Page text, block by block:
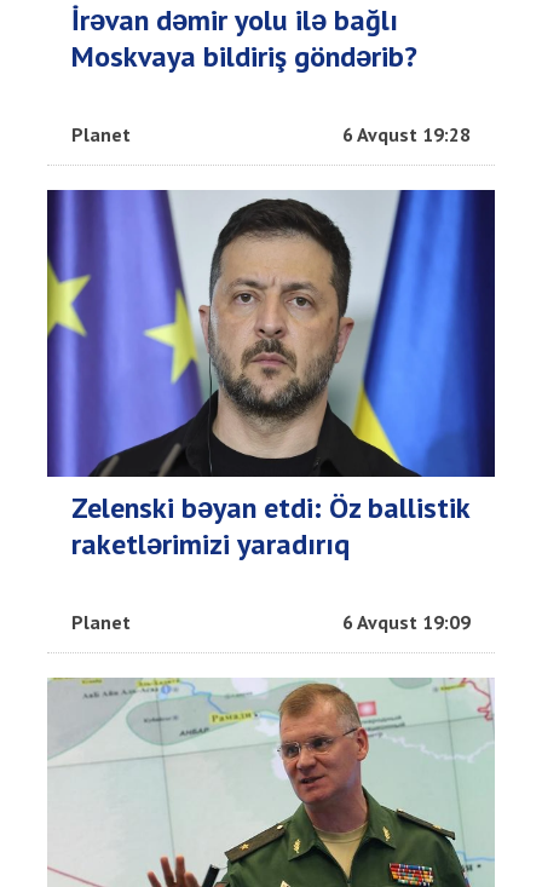
İrəvan dəmir yolu ilə bağlı
Moskvaya bildiriş göndərib?
Planet 6 Avqust 19:28
Zelenski bəyan etdi: Öz ballistik
raketlərimizi yaradırıq
Planet 6 Avqust 19:09